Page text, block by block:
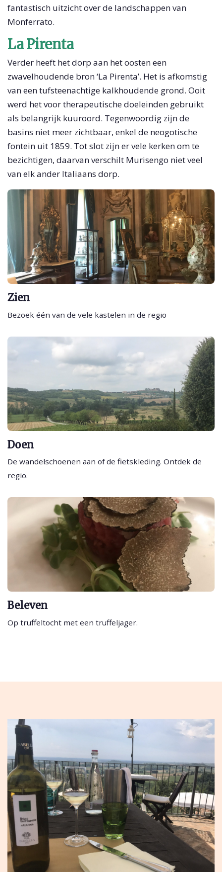
fantastisch uitzicht over de landschappen van
Monferrato.
La Pirenta
Verder heeft het dorp aan het oosten een
zwavelhoudende bron ‘La Pirenta’. Het is afkomstig
van een tufsteenachtige kalkhoudende grond. Ooit
werd het voor therapeutische doeleinden gebruikt
als belangrijk kuuroord. Tegenwoordig zijn de
basins niet meer zichtbaar, enkel de neogotische
fontein uit 1859. Tot slot zijn er vele kerken om te
bezichtigen, daarvan verschilt Murisengo niet veel
van elk ander Italiaans dorp.
Zien
Bezoek één van de vele kastelen in de regio
Doen
De wandelschoenen aan of de fietskleding. Ontdek de
regio.
Beleven
Op truffeltocht met een truffeljager.